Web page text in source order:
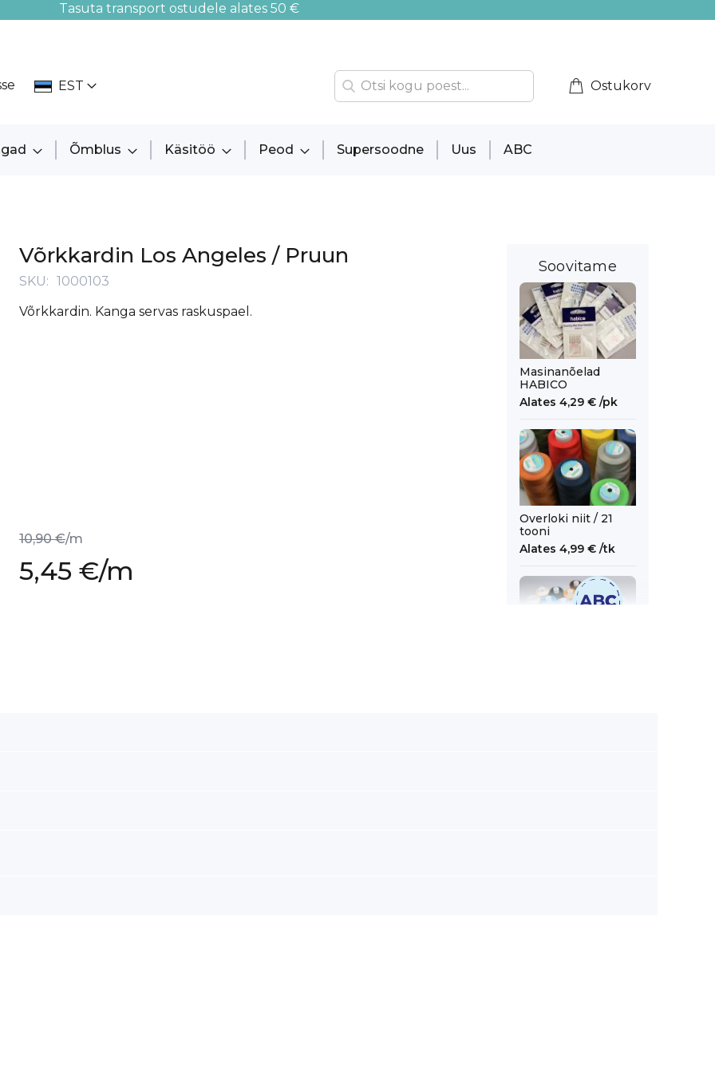
Tasuta transport ostudele alates 50 €
EST Ostukorv
Õmblus Käsitöö Peod Supersoodne Uus ABC
Võrkkardin Los Angeles / Pruun
SKU
1000103
Võrkkardin. Kanga servas raskuspael.
10,90 €/m
Soodushind
5,45 €/m
Soovitame
Masinanõelad
HABICO
Alates 4,29 € /pk
Overloki niit / 21
tooni
Alates 4,99 € /tk